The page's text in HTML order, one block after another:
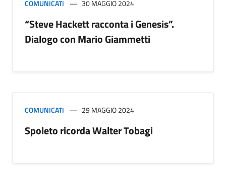
COMUNICATI 30 MAGGIO 2024
“Steve Hackett racconta i Genesis”.
Dialogo con Mario Giammetti
COMUNICATI 29 MAGGIO 2024
Spoleto ricorda Walter Tobagi